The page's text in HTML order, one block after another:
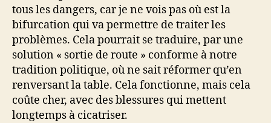
tous les dangers, car je ne vois pas où est la
bifurcation qui va permettre de traiter les
problèmes. Cela pourrait se traduire, par une
solution « sortie de route » conforme à notre
tradition politique, où ne sait réformer qu’en
renversant la table. Cela fonctionne, mais cela
coûte cher, avec des blessures qui mettent
longtemps à cicatriser.